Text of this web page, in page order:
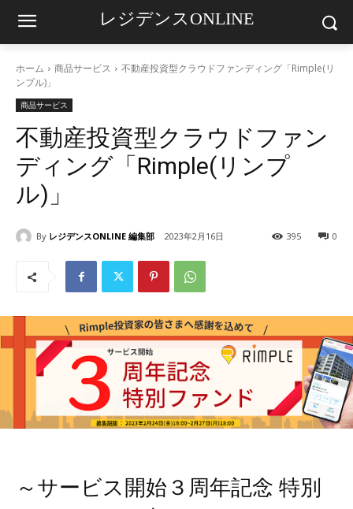
レジデンスONLINE
ホーム 商品サービス
不動産投資型クラウドファンディング「Rimple(リ
ンプル)」
商品サービス
不動産投資型クラウドファン
ディング「Rimple(リンプ
ル)」
By レジデンスONLINE 編集部 2023年2月16日 0
395
～サービス開始３周年記念 特別